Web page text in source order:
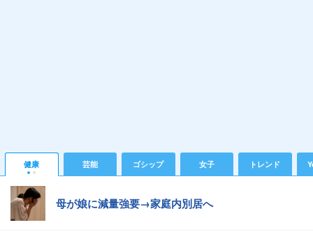
健康 芸能 ゴシップ 女子 トレンド
母が娘に減量強要→家庭内別居へ